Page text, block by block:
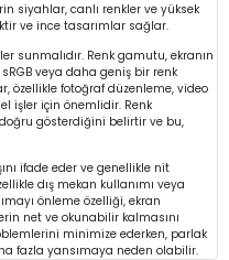
siyahlar, canlı renkler ve yüksek
ve ince tasarımlar sağlar.
sunmalıdır. Renk gamutu, ekranın
sRGB veya daha geniş bir renk
özellikle fotoğraf düzenleme, video
işler için önemlidir. Renk
gösterdiğini belirtir ve bu,
ifade eder ve genellikle nit
dış mekan kullanımı veya
önleme özelliği, ekran
net ve okunabilir kalmasını
minimize ederken, parlak
fazla yansımaya neden olabilir.